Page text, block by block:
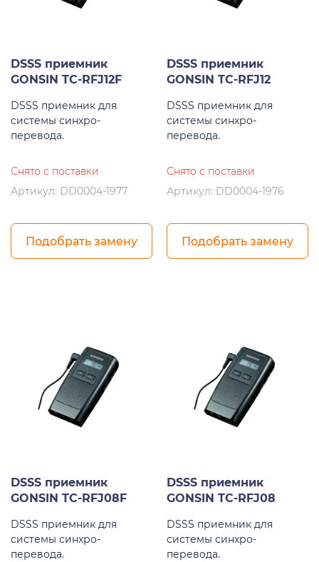
DSSS приемник
GONSIN TC-RFJ12F
DSSS приемник для
системы синхро-
перевода.
Снято с поставки
Артикул: DD0004-1977
Подобрать замену
DSSS приемник
GONSIN TC-RFJ12
DSSS приемник для
системы синхро-
перевода.
Снято с поставки
Артикул: DD0004-1976
Подобрать замену
DSSS приемник
GONSIN TC-RFJ08F
DSSS приемник для
системы синхро-
перевода.
DSSS приемник
GONSIN TC-RFJ08
DSSS приемник для
системы синхро-
перевода.